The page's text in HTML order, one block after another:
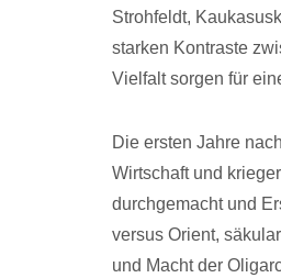
Strohfeldt,
starken Kontraste
Vielfalt sorgen für
Die ersten Jahre
Wirtschaft und
durchgemacht und
versus Orient,
und Macht der